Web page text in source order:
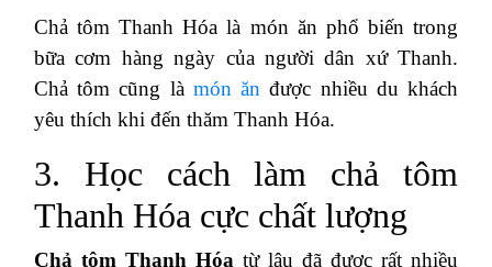
Chả tôm Thanh Hóa là món ăn phổ biến trong
bữa cơm hàng ngày của người dân xứ Thanh.
Chả tôm cũng là món ăn được nhiều du khách
yêu thích khi đến thăm Thanh Hóa.
3. Học cách làm chả tôm
Thanh Hóa cực chất lượng
Chả tôm Thanh Hóa từ lâu đã được rất nhiều